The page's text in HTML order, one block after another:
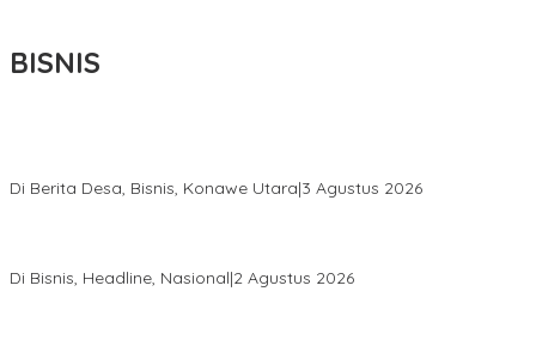
BISNIS
Di Berita Desa, Bisnis, Konawe Utara|3 Agustus 2026
Di Bisnis, Headline, Nasional|2 Agustus 2026